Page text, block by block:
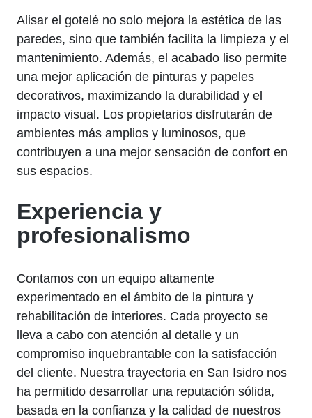
Alisar el gotelé no solo mejora la estética de las
paredes, sino que también facilita la limpieza y el
mantenimiento. Además, el acabado liso permite
una mejor aplicación de pinturas y papeles
decorativos, maximizando la durabilidad y el
impacto visual. Los propietarios disfrutarán de
ambientes más amplios y luminosos, que
contribuyen a una mejor sensación de confort en
sus espacios.
Experiencia y
profesionalismo
Contamos con un equipo altamente
experimentado en el ámbito de la pintura y
rehabilitación de interiores. Cada proyecto se
lleva a cabo con atención al detalle y un
compromiso inquebrantable con la satisfacción
del cliente. Nuestra trayectoria en San Isidro nos
ha permitido desarrollar una reputación sólida,
basada en la confianza y la calidad de nuestros